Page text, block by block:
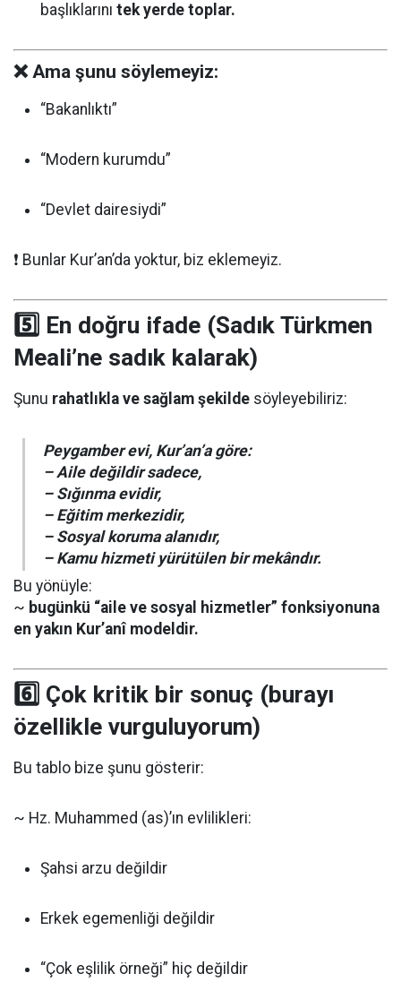
başlıklarını tek yerde toplar.
❌ Ama şunu söylemeyiz:
“Bakanlıktı”
“Modern kurumdu”
“Devlet dairesiydi”
❗ Bunlar Kur’an’da yoktur, biz eklemeyiz.
5️⃣ En doğru ifade (Sadık Türkmen
Meali’ne sadık kalarak)
Şunu rahatlıkla ve sağlam şekilde söyleyebiliriz:
Peygamber evi, Kur’an’a göre:
– Aile değildir sadece,
– Sığınma evidir,
– Eğitim merkezidir,
– Sosyal koruma alanıdır,
– Kamu hizmeti yürütülen bir mekândır.
Bu yönüyle:
~ bugünkü “aile ve sosyal hizmetler” fonksiyonuna
en yakın Kur’anî modeldir.
6️⃣ Çok kritik bir sonuç (burayı
özellikle vurguluyorum)
Bu tablo bize şunu gösterir:
~ Hz. Muhammed (as)’ın evlilikleri:
Şahsi arzu değildir
Erkek egemenliği değildir
“Çok eşlilik örneği” hiç değildir